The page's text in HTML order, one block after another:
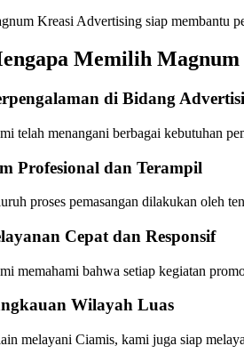
Kreasi Advertising siap membantu
Memilih
di Bidang
telah menangani berbagai kebutuhan
Profesional dan Terampil
proses pemasangan dilakukan oleh
Cepat dan Responsif
memahami bahwa setiap kegiatan
Wilayah Luas
melayani Ciamis, kami juga siap